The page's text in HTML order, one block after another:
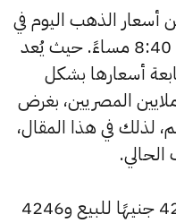
الذهب اليوم في
مصر الثلاثاء 24 ديسمبر الساعة 8:40 مساءً. حيث يُعد
أسعارها بشكل
المصريين، بغرض
لذلك في هذا المقال،
تراجع سعر عيار 24 ليسجل 4269 جنيهًا للبيع و4246